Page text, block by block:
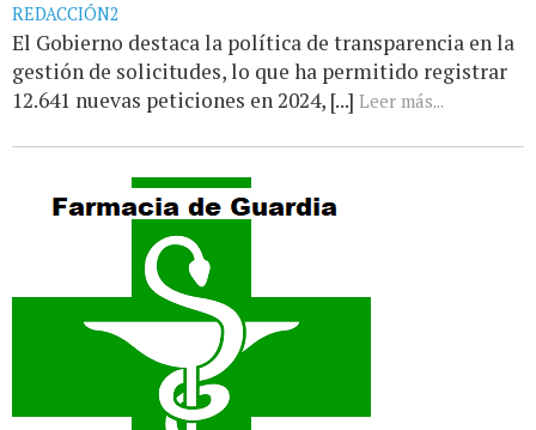
REDACCIÓN2
El Gobierno destaca la política de transparencia en la
gestión de solicitudes, lo que ha permitido registrar
12.641 nuevas peticiones en 2024, [...] Leer más...